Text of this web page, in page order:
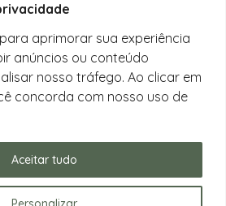
aprimorar sua experiência
anúncios ou conteúdo
nosso tráfego. Ao clicar em
concorda com nosso uso de
Aceitar tudo
Juquehy